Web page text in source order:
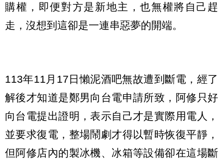
購權，即便對方是新地主，也無權將自己趕
走，沒想到這卻是一連串惡夢的開端。
113年11月17日懶泥酒吧無故遭到斷電，經了
解後才知道是鄭男向台電申請所致，阿修只好
向台電提出證明，表示自己才是實際用電人，
並要求復電，整場鬧劇才得以暫時恢復平靜，
但阿修店內的製冰機、冰箱等設備卻在這場斷